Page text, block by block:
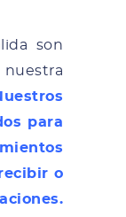
son
para
o